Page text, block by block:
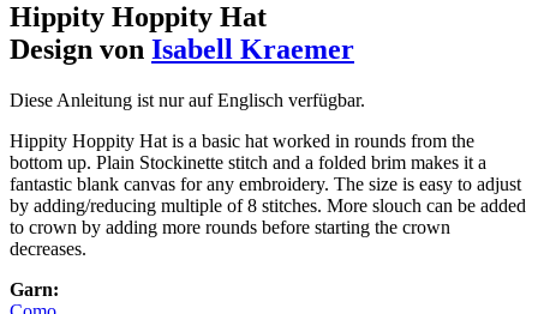
Hippity Hoppity Hat
Design von Isabell Kraemer
Diese Anleitung ist nur auf Englisch verfügbar.
Hippity Hoppity Hat is a basic hat worked in rounds from the
bottom up. Plain Stockinette stitch and a folded brim makes it a
fantastic blank canvas for any embroidery. The size is easy to adjust
by adding/reducing multiple of 8 stitches. More slouch can be added
to crown by adding more rounds before starting the crown
decreases.
Garn: